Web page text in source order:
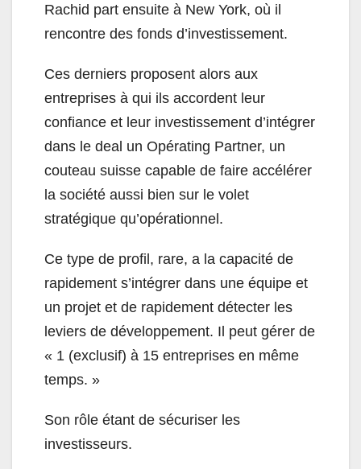
Rachid part ensuite à New York, où il
rencontre des fonds d’investissement.
Ces derniers proposent alors aux
entreprises à qui ils accordent leur
confiance et leur investissement d’intégrer
dans le deal un Opérating Partner, un
couteau suisse capable de faire accélérer
la société aussi bien sur le volet
stratégique qu’opérationnel.
Ce type de profil, rare, a la capacité de
rapidement s’intégrer dans une équipe et
un projet et de rapidement détecter les
leviers de développement. Il peut gérer de
« 1 (exclusif) à 15 entreprises en même
temps. »
Son rôle étant de sécuriser les
investisseurs.